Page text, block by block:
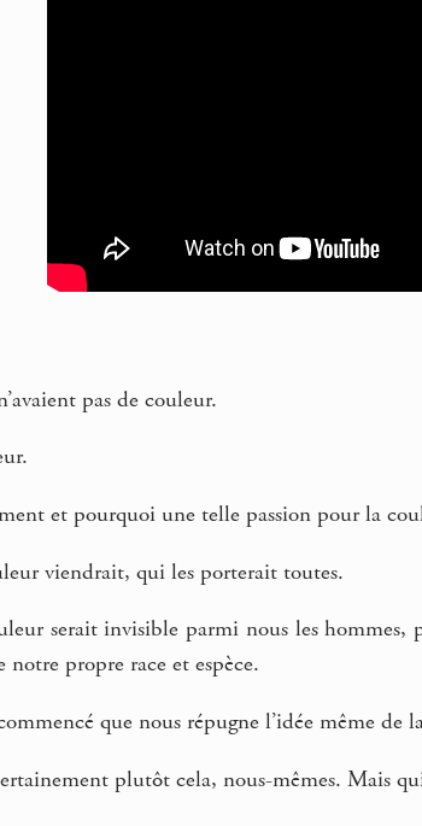
pas de couleur.
et pourquoi une telle passion pour la
viendrait, qui les porterait toutes.
serait invisible parmi nous les hommes,
propre race et espèce.
que nous répugne l’idée même de
plutôt cela, nous-mêmes. Mais